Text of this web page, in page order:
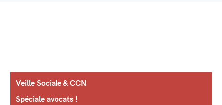
Veille Sociale & CCN
Spéciale avocats !